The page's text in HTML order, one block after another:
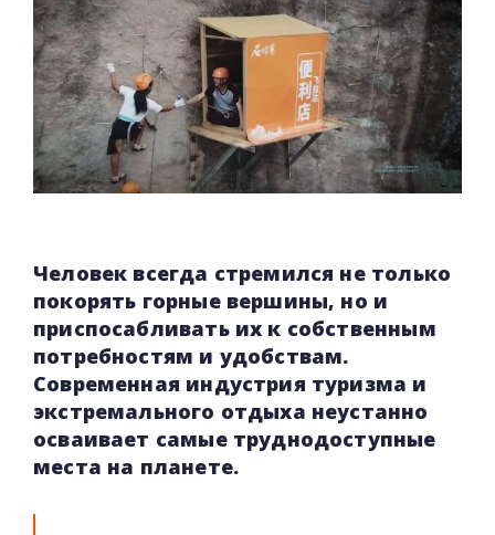
Человек всегда стремился не только
покорять горные вершины, но и
приспосабливать их к собственным
потребностям и удобствам.
Современная индустрия туризма и
экстремального отдыха неустанно
осваивает самые труднодоступные
места на планете.